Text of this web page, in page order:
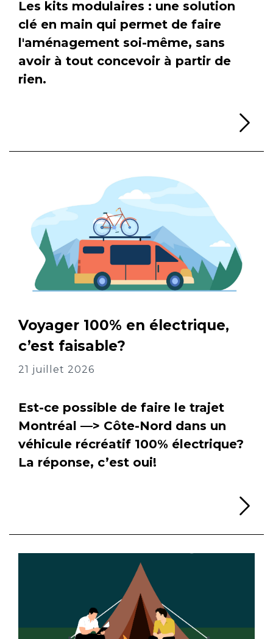
Les kits modulaires : une solution
clé en main qui permet de faire
l'aménagement soi-même, sans
avoir à tout concevoir à partir de
rien.
Voyager 100% en électrique,
c’est faisable?
21 juillet 2026
Est-ce possible de faire le trajet
Montréal —> Côte-Nord dans un
véhicule récréatif 100% électrique?
La réponse, c’est oui!